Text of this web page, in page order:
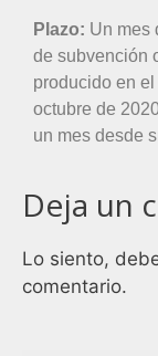
Plazo: Un mes
de subvención
producido en
octubre de
un mes desde
Deja un
Lo siento,
comentario.